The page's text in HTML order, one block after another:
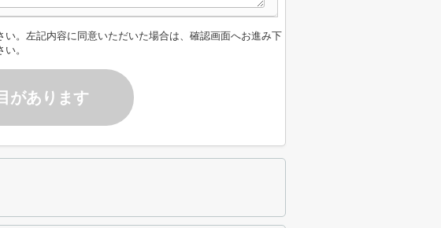
い。左記内容に同意いただいた場合は、確認画面へお進み下
い。
があります